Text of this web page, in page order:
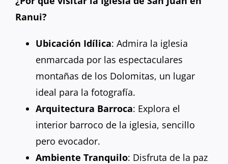
Ranui?
Ubicación Idílica: Admira la iglesia
enmarcada por las espectaculares
montañas de los Dolomitas, un lugar
ideal para la fotografía.
Arquitectura Barroca: Explora el
interior barroco de la iglesia, sencillo
pero evocador.
Ambiente Tranquilo: Disfruta de la paz